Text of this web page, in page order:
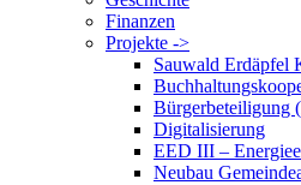
Finanzen
Projekte ->
Sauwald Erdäpfel
Bürgerbeteiligung
Digitalisierung
EED III –
Neubau